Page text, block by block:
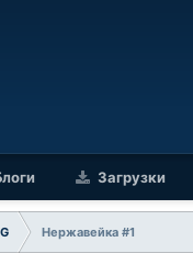
Загрузки
Нержавейка #1